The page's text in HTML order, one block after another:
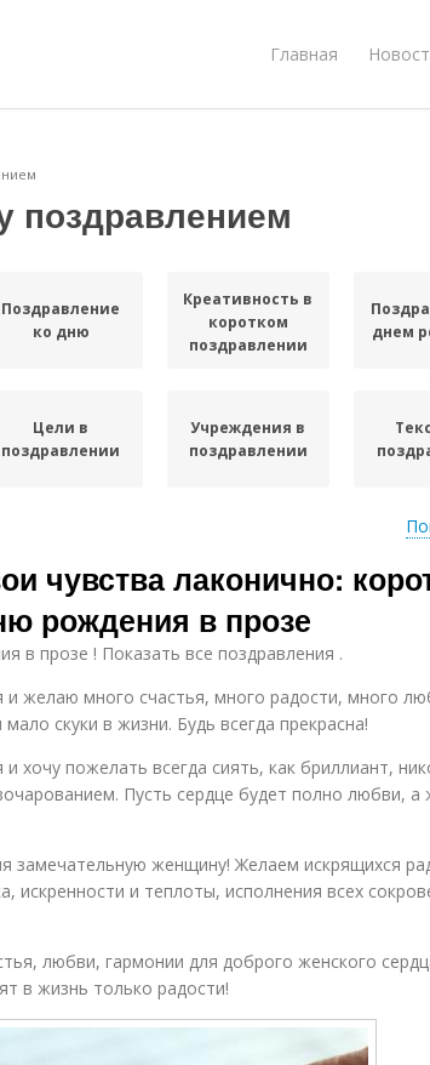
Главная
поздравлением
Поздравление
ко дню
Креативность в
коротком
поздравлении
днем
Цели в
поздравлении
Учреждения в
поздравлении
поздравление
чувства лаконично:
рождения в прозе
в прозе ! Показать все поздравления .
желаю много счастья, много радости, много
скуки в жизни. Будь всегда прекрасна!
хочу пожелать всегда сиять, как бриллиант,
Пусть сердце будет полно любви,
замечательную женщину! Желаем искрящихся
искренности и теплоты, исполнения всех
любви, гармонии для доброго женского
в жизнь только радости!